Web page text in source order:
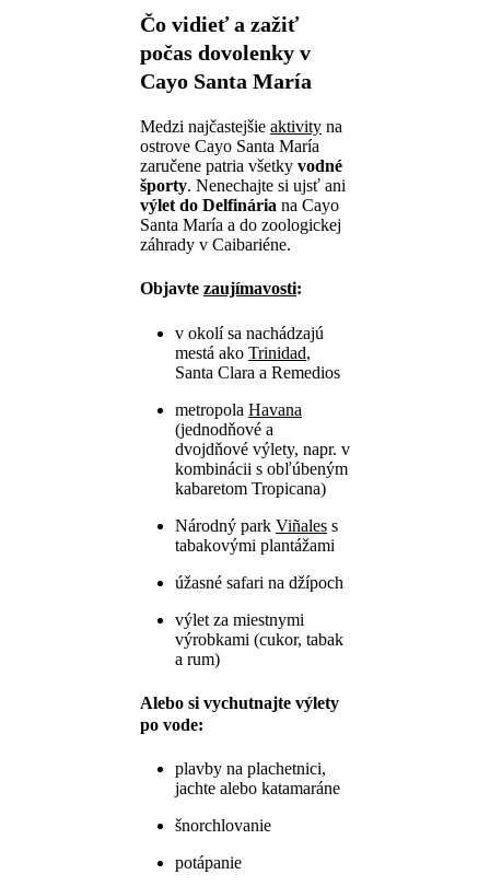
Čo vidieť a zažiť
počas dovolenky v
Cayo Santa María
Medzi najčastejšie aktivity na
ostrove Cayo Santa María
zaručene patria všetky vodné
športy. Nenechajte si ujsť ani
výlet do Delfinária na Cayo
Santa María a do zoologickej
záhrady v Caibariéne.
Objavte zaujímavosti:
v okolí sa nachádzajú
mestá ako Trinidad,
Santa Clara a Remedios
metropola Havana
(jednodňové a
dvojdňové výlety, napr. v
kombinácii s obľúbeným
kabaretom Tropicana)
Národný park Viñales s
tabakovými plantážami
úžasné safari na džípoch
výlet za miestnymi
výrobkami (cukor, tabak
a rum)
Alebo si vychutnajte výlety
po vode:
plavby na plachetnici,
jachte alebo katamaráne
šnorchlovanie
potápanie